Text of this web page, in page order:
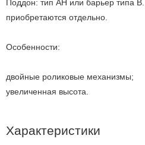
Поддон: тип АH или барьер типа
приобретаются отдельно.
Особенности:
двойные роликовые механизмы;
увеличенная высота.
Характеристики